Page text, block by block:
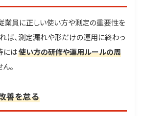
業員に正しい使い方や測定の重要性を
ば、測定漏れや形だけの運用に終わっ
には使い方の研修や運用ルールの周
。
善を怠る